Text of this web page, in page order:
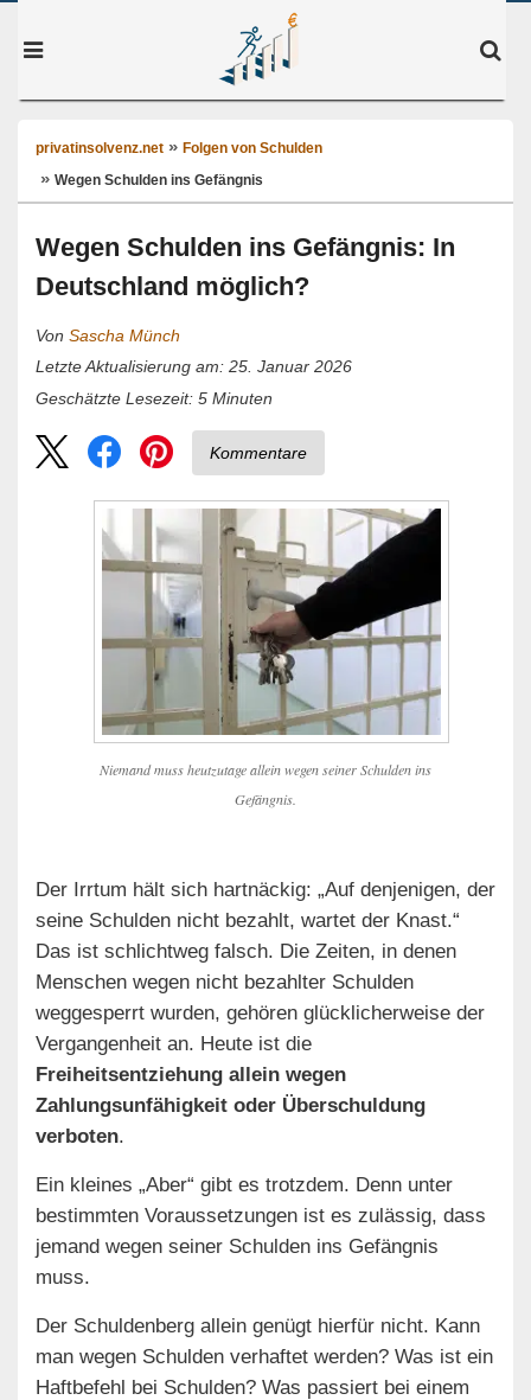
privatinsolvenz.net
Folgen von Schulden
Wegen Schulden ins Gefängnis
Wegen Schulden ins Gefängnis: In
Deutschland möglich?
Von Sascha Münch
Letzte Aktualisierung am: 25. Januar 2026
Geschätzte Lesezeit: 5 Minuten
Kommentare
Niemand muss heutzutage allein wegen seiner Schulden ins
Gefängnis.
Der Irrtum hält sich hartnäckig: „Auf denjenigen, der
seine Schulden nicht bezahlt, wartet der Knast.“
Das ist schlichtweg falsch. Die Zeiten, in denen
Menschen wegen nicht bezahlter Schulden
weggesperrt wurden, gehören glücklicherweise der
Vergangenheit an. Heute ist die
Freiheitsentziehung allein wegen
Zahlungsunfähigkeit oder Überschuldung
verboten.
Ein kleines „Aber“ gibt es trotzdem. Denn unter
bestimmten Voraussetzungen ist es zulässig, dass
jemand wegen seiner Schulden ins Gefängnis
muss.
Der Schuldenberg allein genügt hierfür nicht. Kann
man wegen Schulden verhaftet werden? Was ist ein
Haftbefehl bei Schulden? Was passiert bei einem